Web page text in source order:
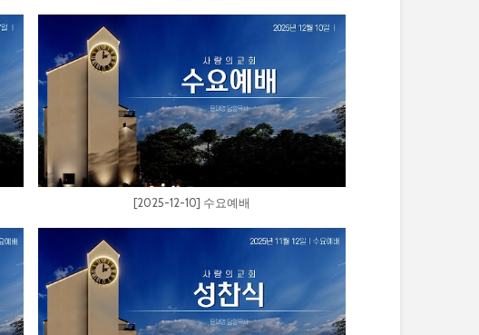
[2025-12-10] 수요예배